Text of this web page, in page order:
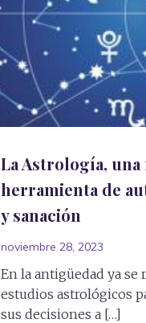
La Astrología, una
herramienta de
y sanación
noviembre 28, 2023
En la antigüedad ya se
estudios astrológicos
sus decisiones a […]